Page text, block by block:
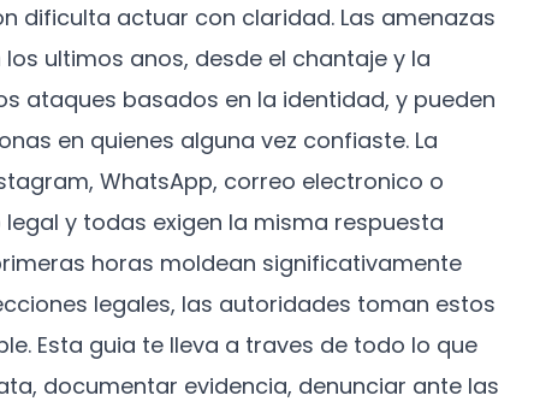
dificulta actuar con claridad. Las amenazas
ultimos anos, desde el chantaje y la
ataques basados en la identidad, y pueden
en quienes alguna vez confiaste. La
WhatsApp, correo electronico o
y todas exigen la misma respuesta
horas moldean significativamente
legales, las autoridades toman estos
Esta guia te lleva a traves de todo lo que
documentar evidencia, denunciar ante las